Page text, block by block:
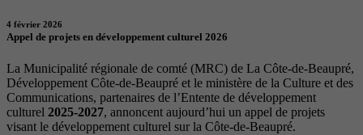
4 février 2026
Appel de projets en développement culturel 2026
La Municipalité régionale de comté (MRC) de La Côte-de-Beaupré,
Développement Côte-de-Beaupré et le ministère de la Culture et des
Communications, partenaires de l’Entente de développement
culturel 2025-2027, annoncent aujourd’hui un appel de projets
visant le développement culturel sur la Côte-de-Beaupré.